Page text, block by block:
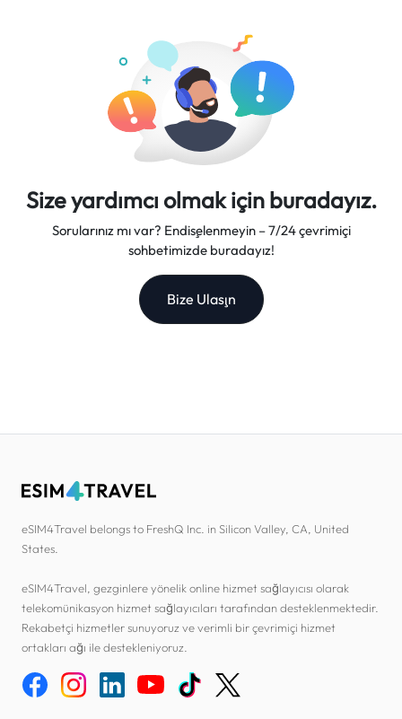
Size yardımcı olmak için buradayız.
Sorularınız mı var? Endişelenmeyin – 7/24 çevrimiçi
sohbetimizde buradayız!
Bize Ulaşın
eSIM4Travel belongs to FreshQ Inc. in Silicon Valley, CA, United
States.
eSIM4Travel, gezginlere yönelik online hizmet sağlayıcısı olarak
telekomünikasyon hizmet sağlayıcıları tarafından desteklenmektedir.
Rekabetçi hizmetler sunuyoruz ve verimli bir çevrimiçi hizmet
ortakları ağı ile destekleniyoruz.